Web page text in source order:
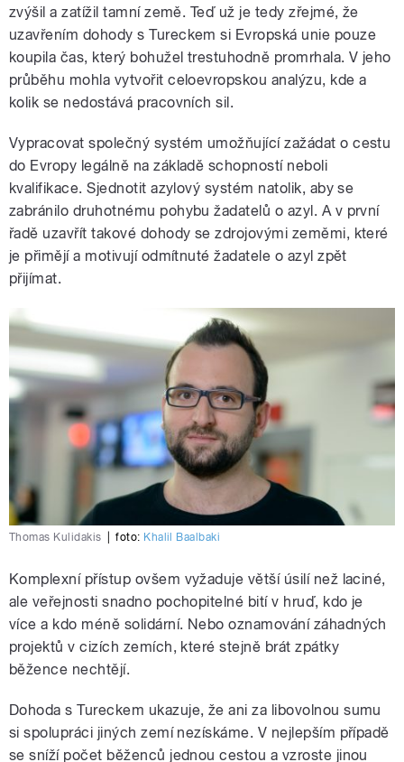
zvýšil a zatížil tamní země. Teď už je tedy zřejmé, že
uzavřením dohody s Tureckem si Evropská unie pouze
koupila čas, který bohužel trestuhodně promrhala. V jeho
průběhu mohla vytvořit celoevropskou analýzu, kde a
kolik se nedostává pracovních sil.
Vypracovat společný systém umožňující zažádat o cestu
do Evropy legálně na základě schopností neboli
kvalifikace. Sjednotit azylový systém natolik, aby se
zabránilo druhotnému pohybu žadatelů o azyl. A v první
řadě uzavřít takové dohody se zdrojovými zeměmi, které
je přimějí a motivují odmítnuté žadatele o azyl zpět
přijímat.
Thomas Kulidakis foto: Khalil Baalbaki
Komplexní přístup ovšem vyžaduje větší úsilí než laciné,
ale veřejnosti snadno pochopitelné bití v hruď, kdo je
více a kdo méně solidární. Nebo oznamování záhadných
projektů v cizích zemích, které stejně brát zpátky
běžence nechtějí.
Dohoda s Tureckem ukazuje, že ani za libovolnou sumu
si spolupráci jiných zemí nezískáme. V nejlepším případě
se sníží počet běženců jednou cestou a vzroste jinou